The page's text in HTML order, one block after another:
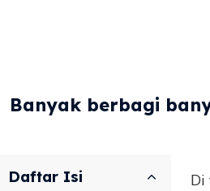
Banyak berbagi
Daftar Isi
Di